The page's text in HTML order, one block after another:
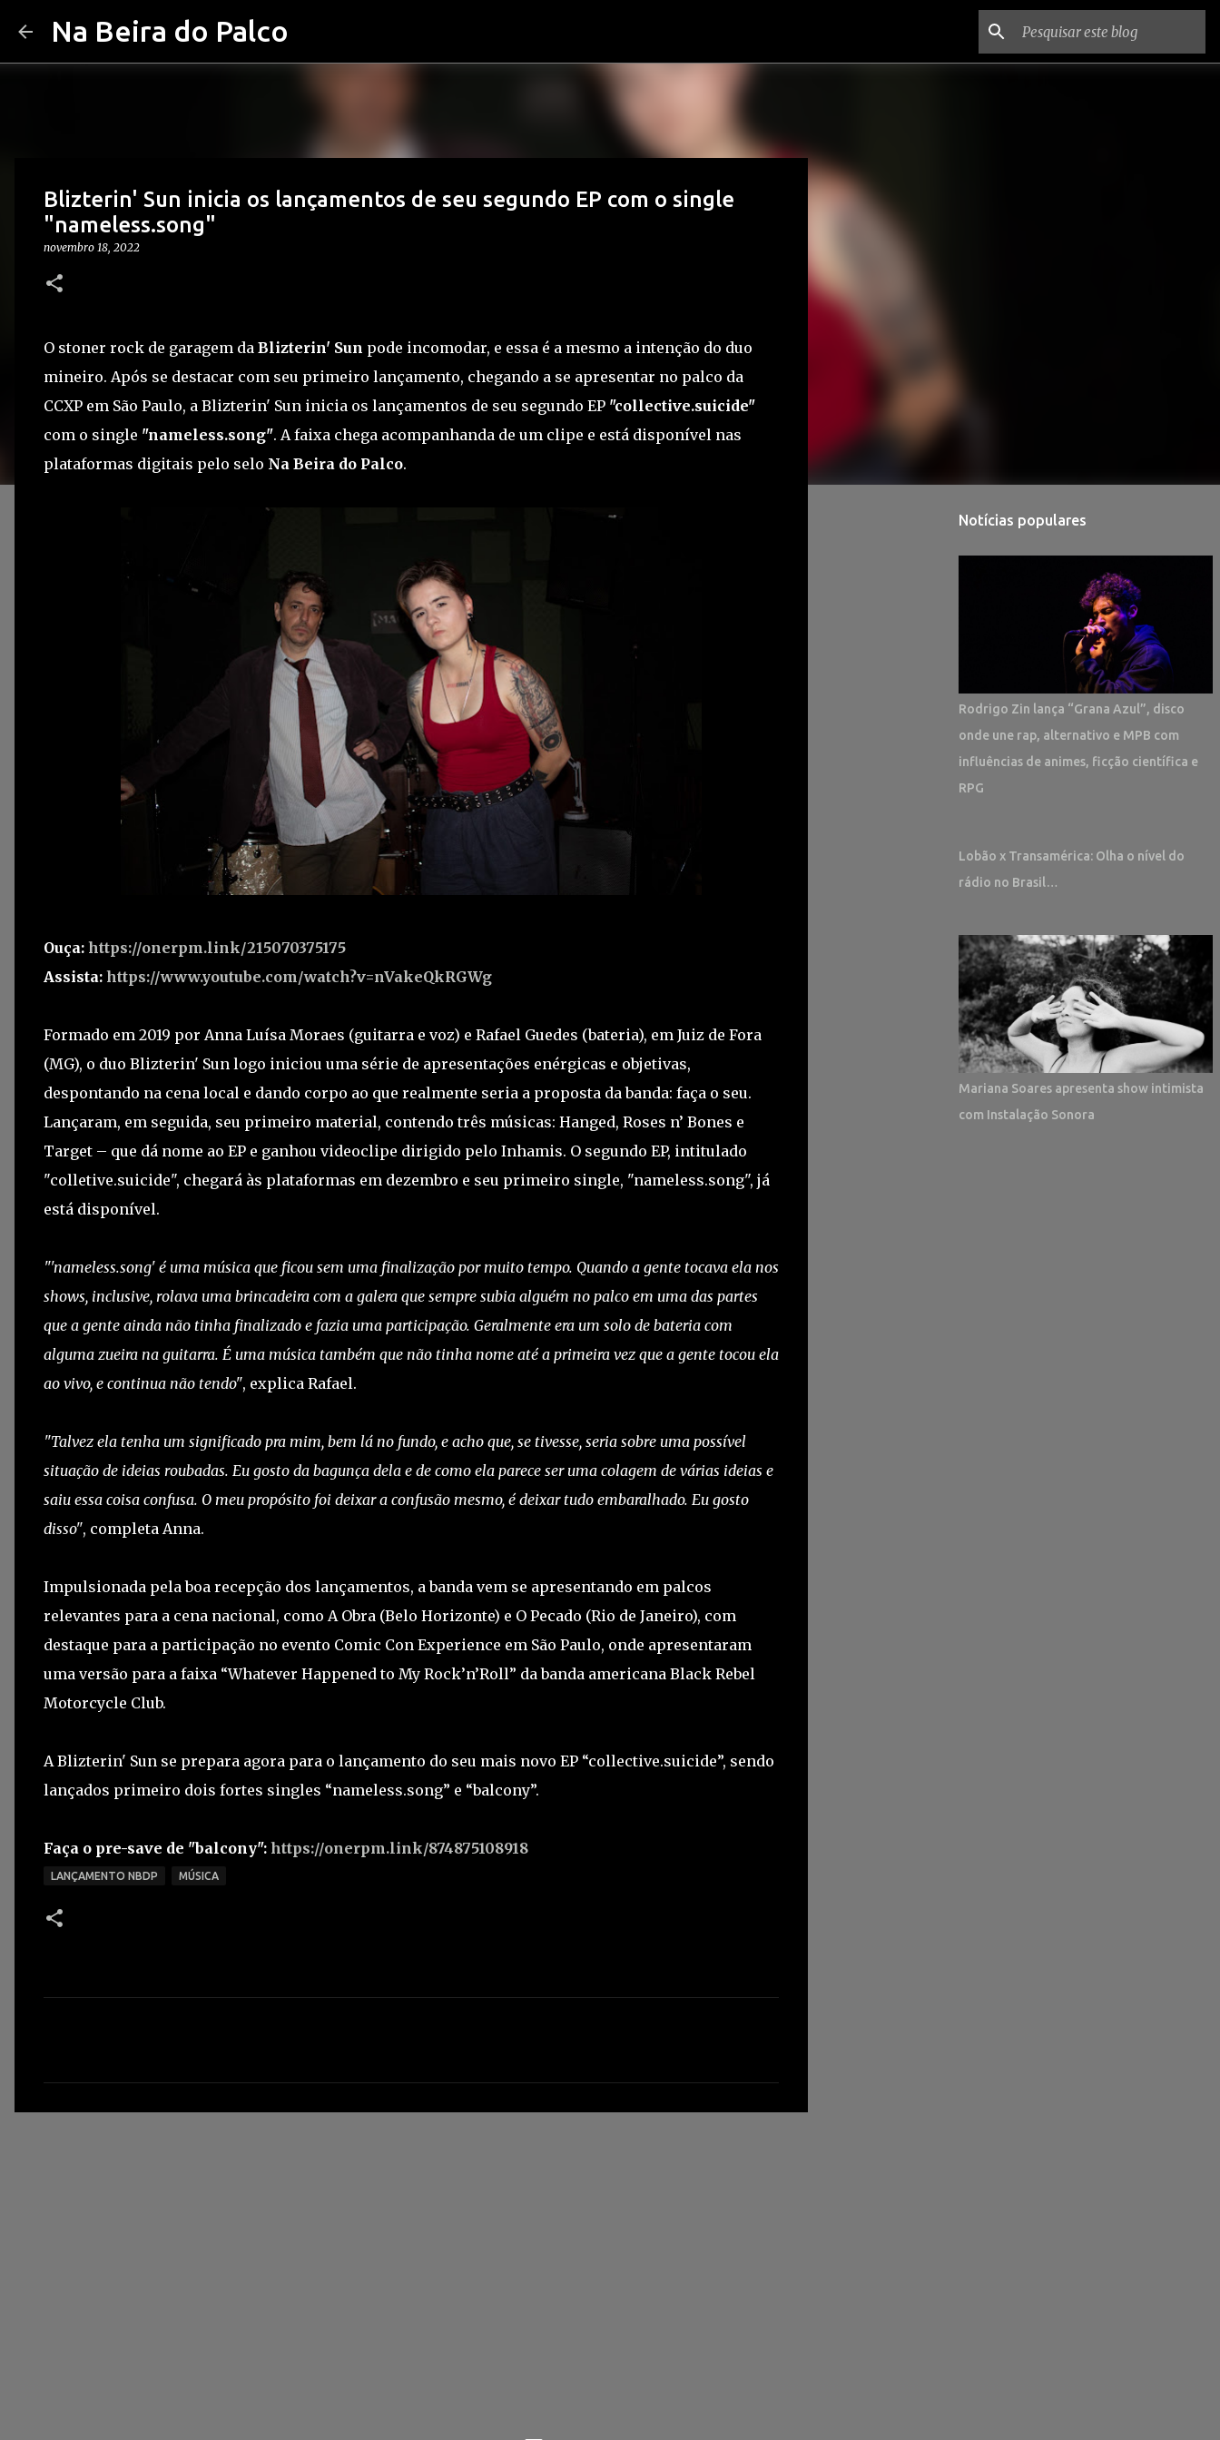
Na Beira do Palco
Blizterin' Sun inicia os lançamentos de seu segundo EP com o single
"nameless.song"
novembro 18, 2022
O stoner rock de garagem da Blizterin' Sun pode incomodar, e essa é a mesmo a intenção do duo
mineiro. Após se destacar com seu primeiro lançamento, chegando a se apresentar no palco da
CCXP em São Paulo, a Blizterin' Sun inicia os lançamentos de seu segundo EP "collective.suicide"
com o single "nameless.song". A faixa chega acompanhanda de um clipe e está disponível nas
plataformas digitais pelo selo Na Beira do Palco.
Ouça: https://onerpm.link/215070375175
Assista: https://www.youtube.com/watch?v=nVakeQkRGWg
Formado em 2019 por Anna Luísa Moraes (guitarra e voz) e Rafael Guedes (bateria), em Juiz de Fora
(MG), o duo Blizterin' Sun logo iniciou uma série de apresentações enérgicas e objetivas,
despontando na cena local e dando corpo ao que realmente seria a proposta da banda: faça o seu.
Lançaram, em seguida, seu primeiro material, contendo três músicas: Hanged, Roses n’ Bones e
Target – que dá nome ao EP e ganhou videoclipe dirigido pelo Inhamis. O segundo EP, intitulado
"colletive.suicide", chegará às plataformas em dezembro e seu primeiro single, "nameless.song", já
está disponível.
"'nameless.song' é uma música que ficou sem uma finalização por muito tempo. Quando a gente tocava ela nos
shows, inclusive, rolava uma brincadeira com a galera que sempre subia alguém no palco em uma das partes
que a gente ainda não tinha finalizado e fazia uma participação. Geralmente era um solo de bateria com
alguma zueira na guitarra. É uma música também que não tinha nome até a primeira vez que a gente tocou ela
ao vivo, e continua não tendo", explica Rafael.
"Talvez ela tenha um significado pra mim, bem lá no fundo, e acho que, se tivesse, seria sobre uma possível
situação de ideias roubadas. Eu gosto da bagunça dela e de como ela parece ser uma colagem de várias ideias e
saiu essa coisa confusa. O meu propósito foi deixar a confusão mesmo, é deixar tudo embaralhado. Eu gosto
disso", completa Anna.
Impulsionada pela boa recepção dos lançamentos, a banda vem se apresentando em palcos
relevantes para a cena nacional, como A Obra (Belo Horizonte) e O Pecado (Rio de Janeiro), com
destaque para a participação no evento Comic Con Experience em São Paulo, onde apresentaram
uma versão para a faixa “Whatever Happened to My Rock’n’Roll” da banda americana Black Rebel
Motorcycle Club.
A Blizterin' Sun se prepara agora para o lançamento do seu mais novo EP “collective.suicide”, sendo
lançados primeiro dois fortes singles “nameless.song” e “balcony”.
Faça o pre-save de "balcony": https://onerpm.link/874875108918
LANÇAMENTO NBDP MÚSICA
Notícias populares
Rodrigo Zin lança “Grana Azul”, disco
onde une rap, alternativo e MPB com
influências de animes, ficção científica e
RPG
Lobão x Transamérica: Olha o nível do
rádio no Brasil…
Mariana Soares apresenta show intimista
com Instalação Sonora